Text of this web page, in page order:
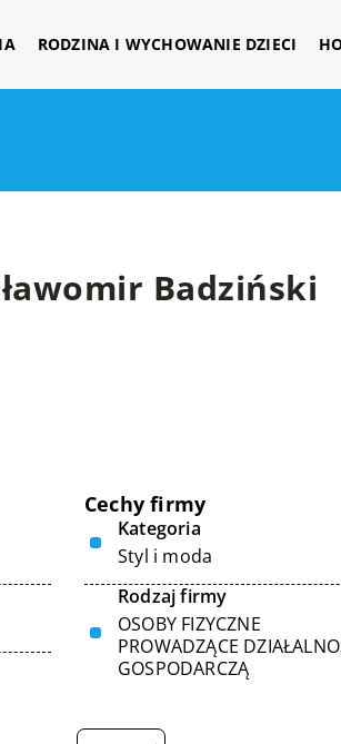
RODZINA I WYCHOWANIE DZIECI
Badziński
Cechy firmy
Kategoria
Styl i moda
Rodzaj firmy
OSOBY FIZYCZNE
PROWADZĄCE
GOSPODARCZĄ